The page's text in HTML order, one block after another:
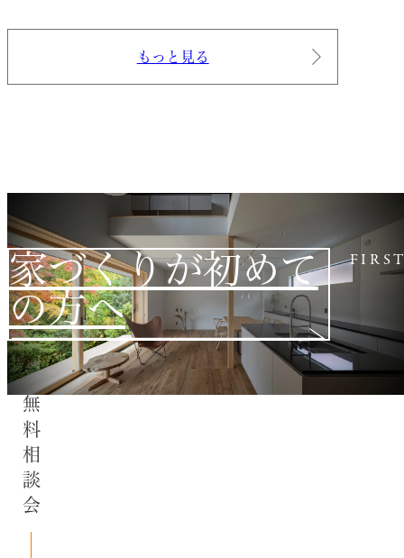
もっと見る
家づくりが初めて
の方へ
無料相談会